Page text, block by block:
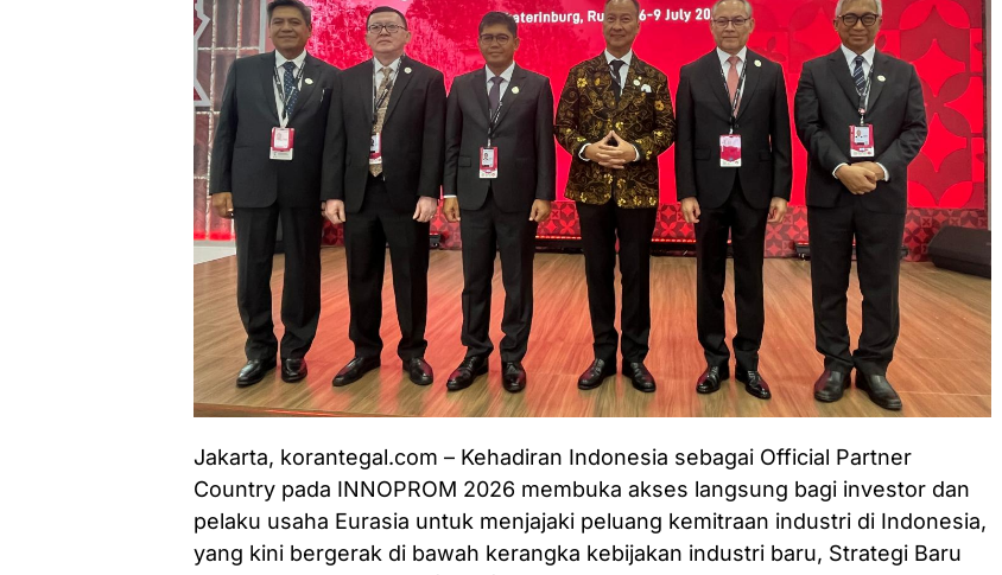
Jakarta, korantegal.com – Kehadiran Indonesia sebagai Official Partner
Country pada INNOPROM 2026 membuka akses langsung bagi investor dan
pelaku usaha Eurasia untuk menjajaki peluang kemitraan industri di Indonesia,
yang kini bergerak di bawah kerangka kebijakan industri baru, Strategi Baru